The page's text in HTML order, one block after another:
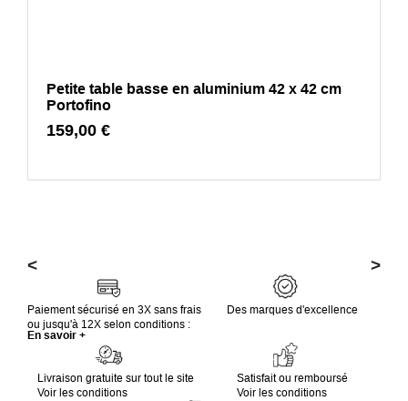
Petite table basse en aluminium 42 x 42 cm
Portofino
159,00 €
< >
Paiement sécurisé en 3X sans frais
ou jusqu'à 12X selon conditions :
En savoir +
Des marques d'excellence
Livraison gratuite sur tout le site
Voir les conditions
Satisfait ou remboursé
Voir les conditions